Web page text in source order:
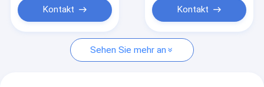
Referenzen
byd Elektroauto
Kontakt Kontakt
Sehen Sie mehr an